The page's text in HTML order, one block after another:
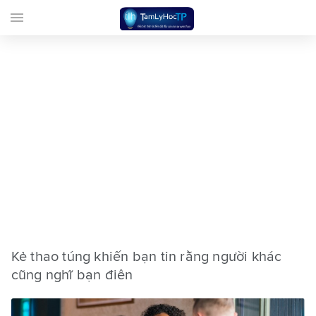
Kẻ thao túng khiến bạn tin rằng người khác
cũng nghĩ bạn điên
menu